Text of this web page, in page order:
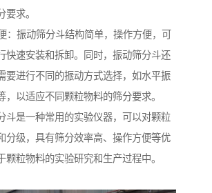
要求。
：振动筛分斗结构简单，操作方便，可
快速安装和拆卸。同时，振动筛分斗还
要进行不同的振动方式选择，如水平振
，以适应不同颗粒物料的筛分要求。
斗是一种常用的实验仪器，可以对颗粒
分级，具有筛分效率高、操作方便等优
颗粒物料的实验研究和生产过程中。